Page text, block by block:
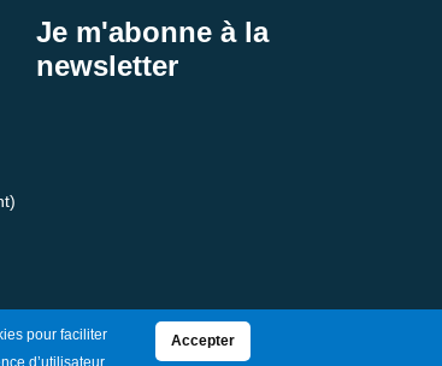
Je m'abonne à la
newsletter
pour faciliter
d’utilisateur.
Accepter